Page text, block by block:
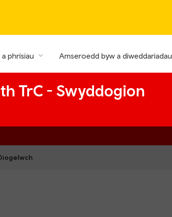
phrisiau Amseroedd byw a diweddariadau
TrC - Swyddogion